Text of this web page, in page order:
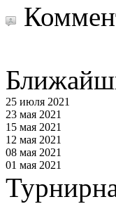
25 июля 2021
23 мая 2021
15 мая 2021
12 мая 2021
08 мая 2021
01 мая 2021